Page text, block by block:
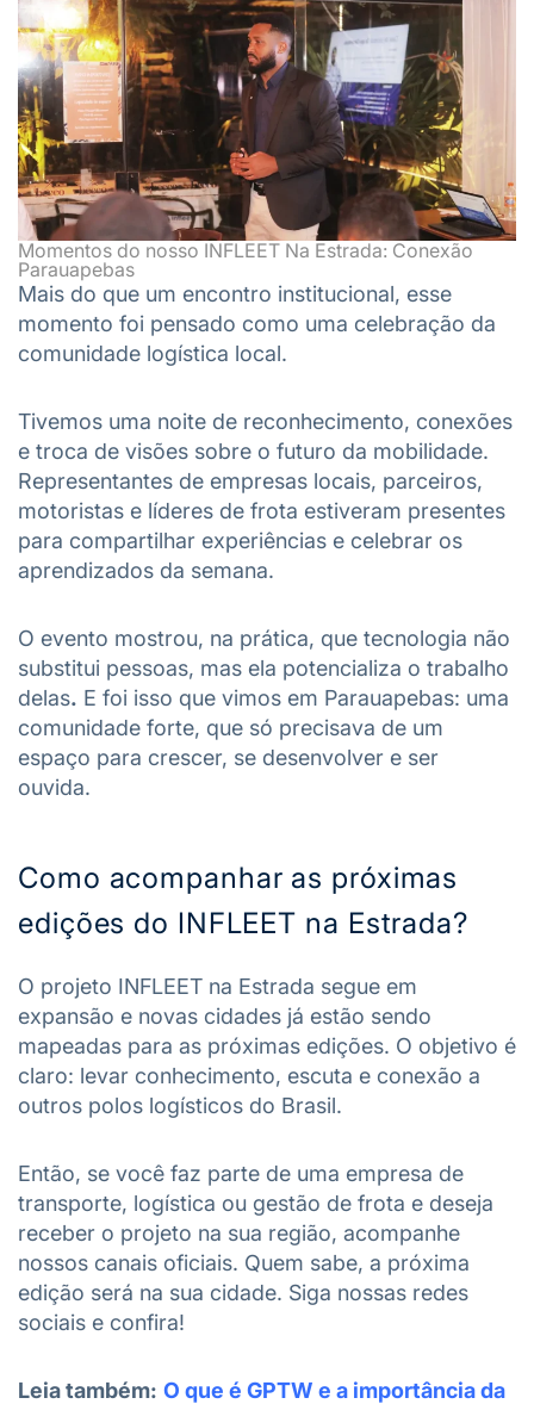
Momentos do nosso INFLEET Na Estrada: Conexão
Parauapebas
Mais do que um encontro institucional, esse
momento foi pensado como uma celebração da
comunidade logística local.
Tivemos uma noite de reconhecimento, conexões
e troca de visões sobre o futuro da mobilidade.
Representantes de empresas locais, parceiros,
motoristas e líderes de frota estiveram presentes
para compartilhar experiências e celebrar os
aprendizados da semana.
O evento mostrou, na prática, que tecnologia não
substitui pessoas, mas ela potencializa o trabalho
delas. E foi isso que vimos em Parauapebas: uma
comunidade forte, que só precisava de um
espaço para crescer, se desenvolver e ser
ouvida.
Como acompanhar as próximas
edições do INFLEET na Estrada?
O projeto INFLEET na Estrada segue em
expansão e novas cidades já estão sendo
mapeadas para as próximas edições. O objetivo é
claro: levar conhecimento, escuta e conexão a
outros polos logísticos do Brasil.
Então, se você faz parte de uma empresa de
transporte, logística ou gestão de frota e deseja
receber o projeto na sua região, acompanhe
nossos canais oficiais. Quem sabe, a próxima
edição será na sua cidade. Siga nossas redes
sociais e confira!
Leia também: O que é GPTW e a importância da